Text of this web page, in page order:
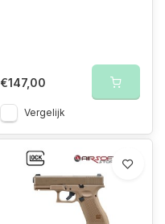
€147,00
Vergelijk